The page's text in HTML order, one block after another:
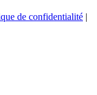
de confidentialité |